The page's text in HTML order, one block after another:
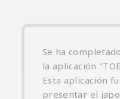
Se ha
la aplicación
Esta aplicación
presentar el